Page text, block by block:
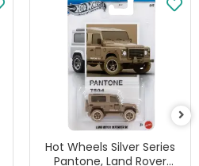
Hot Wheels Silver Series
Pantone, Land Rover